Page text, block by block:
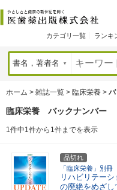
カテゴリ一覧 ランキ
ホーム > 雑誌一覧 > 臨床栄養 >
臨床栄養 バックナンバー
1件中1件から1件までを表示
品切れ
「臨床栄養」別冊
リハビリテー
の廃絶をめざし